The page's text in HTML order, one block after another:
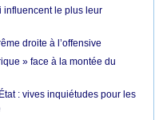
influencent le plus leur
droite à l’offensive
» face à la montée du
: vives inquiétudes pour les